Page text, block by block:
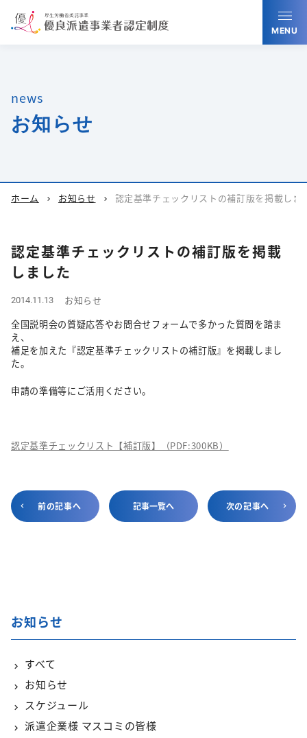
MENU
news
お知らせ
ホーム chevron_right お知らせ chevron_right 認定基準チェックリストの補訂版を掲載しま
認定基準チェックリストの補訂版を掲載
しました
2014.11.13
お知らせ
全国説明会の質疑応答やお問合せフォームで多かった質問を踏ま
え、
補足を加えた『認定基準チェックリストの補訂版』を掲載しまし
た。
申請の準備等にご活用ください。
認定基準チェックリスト【補訂版】（PDF:300KB）
前の記事へ 記事一覧へ 次の記事へ
お知らせ
すべて
お知らせ
スケジュール
派遣企業様 マスコミの皆様